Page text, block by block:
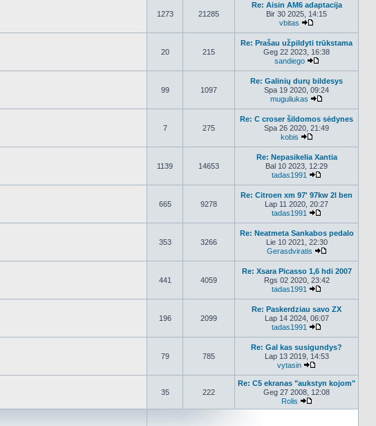
1273 21285
Re: Aisin AM6 adaptacija
Bir 30 2025, 14:15
vbitas
20 215
Re: Prašau užpildyti trūkstama
Geg 22 2023, 16:38
sandiego
99 1097
Re: Galinių durų bildesys
Spa 19 2020, 09:24
muguliukas
7 275
Re: C croser šildomos sėdynes
Spa 26 2020, 21:49
kobis
1139 14653
Re: Nepasikelia Xantia
Bal 10 2023, 12:29
tadas1991
665 9278
Re: Citroen xm 97' 97kw 2l ben
Lap 11 2020, 20:27
tadas1991
353 3266
Re: Neatmeta Sankabos pedalo
Lie 10 2021, 22:30
Gerasdviratis
441 4059
Re: Xsara Picasso 1,6 hdi 2007
Rgs 02 2020, 23:42
tadas1991
196 2099
Re: Paskerdziau savo ZX
Lap 14 2024, 06:07
tadas1991
79 785
Re: Gal kas susigundys?
Lap 13 2019, 14:53
vytasin
35 222
Re: C5 ekranas "aukstyn kojom"
Geg 27 2008, 12:08
Rolis
Peržiūrėti